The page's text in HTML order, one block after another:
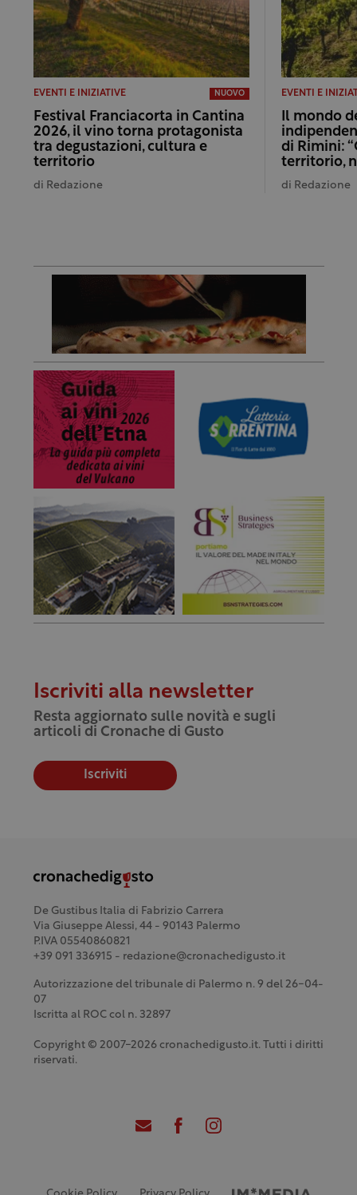
EVENTI E INIZIATIVE NUOVO
Festival Franciacorta in Cantina
2026, il vino torna protagonista
tra degustazioni, cultura e
territorio
di Redazione
EVENTI E
Il mondo
di Rimini:
territorio,
di Redazione
Iscriviti alla newsletter
Resta aggiornato sulle novità e sugli
articoli di Cronache di Gusto
Iscriviti
De Gustibus Italia di Fabrizio Carrera
Via Giuseppe Alessi, 44 - 90143 Palermo
P.IVA 05540860821
+39 091 336915 - redazione@cronachedigusto.it
Autorizzazione del tribunale di Palermo n. 9 del 26-04-
07
Iscritta al ROC col n. 32897
Copyright © 2007-2026 cronachedigusto.it. Tutti i diritti
riservati.